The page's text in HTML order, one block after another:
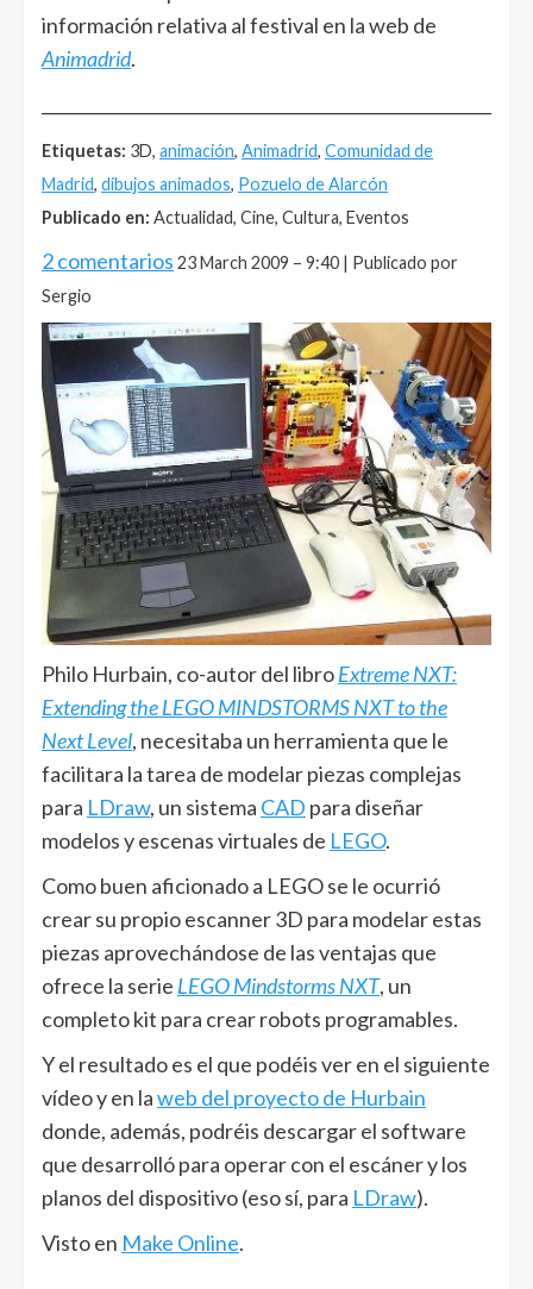
información relativa al festival en la web de
Animadrid.
Etiquetas: 3D, animación, Animadrid, Comunidad de
Madrid, dibujos animados, Pozuelo de Alarcón
Publicado en: Actualidad, Cine, Cultura, Eventos
2 comentarios 23 March 2009 – 9:40 | Publicado por
Sergio
Philo Hurbain, co-autor del libroExtreme NXT:
Extending the LEGO MINDSTORMS NXT to the
Next Level, necesitaba un herramienta que le
facilitara la tarea de modelar piezas complejas
para LDraw, un sistema CAD para diseñar
modelos y escenas virtuales de LEGO.
Como buen aficionado a LEGO se le ocurrió
crear su propio escanner 3D para modelar estas
piezas aprovechándose de las ventajas que
ofrece la serie LEGO Mindstorms NXT, un
completo kit para crear robots programables.
Y el resultado es el que podéis ver en el siguiente
vídeo y en laweb del proyecto de Hurbain
donde, además, podréis descargar el software
que desarrolló para operar con el escáner y los
planos del dispositivo (eso sí, para LDraw).
Visto en Make Online.